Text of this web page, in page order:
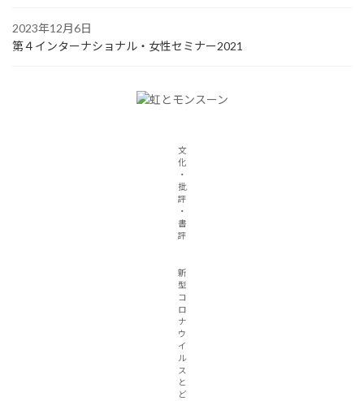
2023年12月6日
第４インターナショナル・女性セミナー2021
文
化
・
批
評
・
書
評
新
型
コ
ロ
ナ
ウ
イ
ル
ス
と
ど